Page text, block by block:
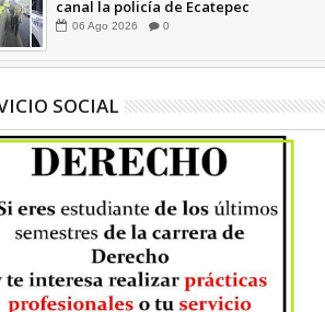
canal la policía de Ecatepec
INFORMATIVA
06 Ago 2026 0
SOCIAL